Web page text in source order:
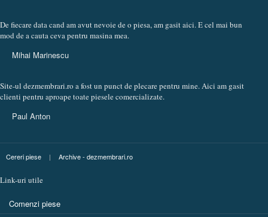
De fiecare data cand am avut nevoie de o piesa, am gasit aici. E cel mai bun
mod de a cauta ceva pentru masina mea.
Mihai Marinescu
Site-ul dezmembrari.ro a fost un punct de plecare pentru mine. Aici am gasit
clienti pentru aproape toate piesele comercializate.
Paul Anton
Cereri piese | Archive - dezmembrari.ro
Link-uri utile
Comenzi piese